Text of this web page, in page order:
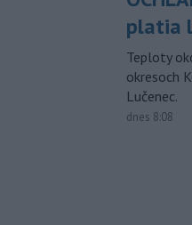
platia
Teploty
okresoch
Lučenec.
dnes 8:08